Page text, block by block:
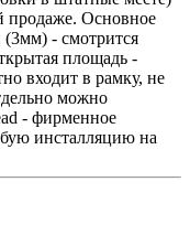
продаже. Основное
(3мм) - смотрится
площадь -
входит в рамку, не
можно
- фирменное
инсталляцию на